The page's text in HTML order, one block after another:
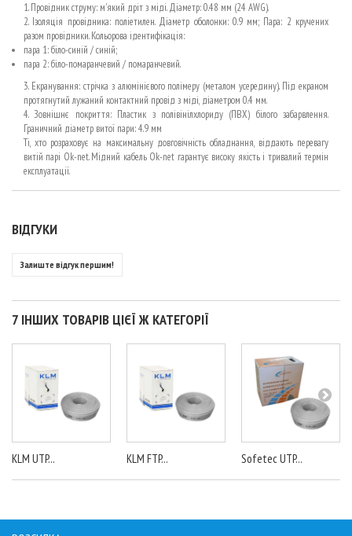
1. Провідник струму: м'який дріт з міді. Діаметр: 0.48 мм (24 AWG).
2. Ізоляція провідника: поліетилен. Діаметр оболонки: 0.9 мм; Пара: 2 кручених
разом провідники. Кольорова ідентифікація:
пара 1: біло-синій / синій;
пара 2: біло-помаранчевий / помаранчевий.
3. Екранування: стрічка з алюмінієвого полімеру (металом усередину). Під екраном
протягнутий лужаний контактний провід з міді, діаметром 0.4 мм.
4. Зовнішнє покриття: Пластик з полівінілхлориду (ПВХ) білого забарвлення.
Граничний діаметр витої пари: 4.9 мм
Tі, хто розраховує на максимальну довговічність обладнання, віддають перевагу
витій парі Ok-net. Мідний кабель Ok-net гарантує високу якість і тривалий термін
експлуатації.
ВІДГУКИ
Залиште відгук першим!
7 ІНШИХ ТОВАРІВ ЦІЄЇ Ж КАТЕГОРІЇ
KLM UTP... KLM FTP... Sofetec UTP...